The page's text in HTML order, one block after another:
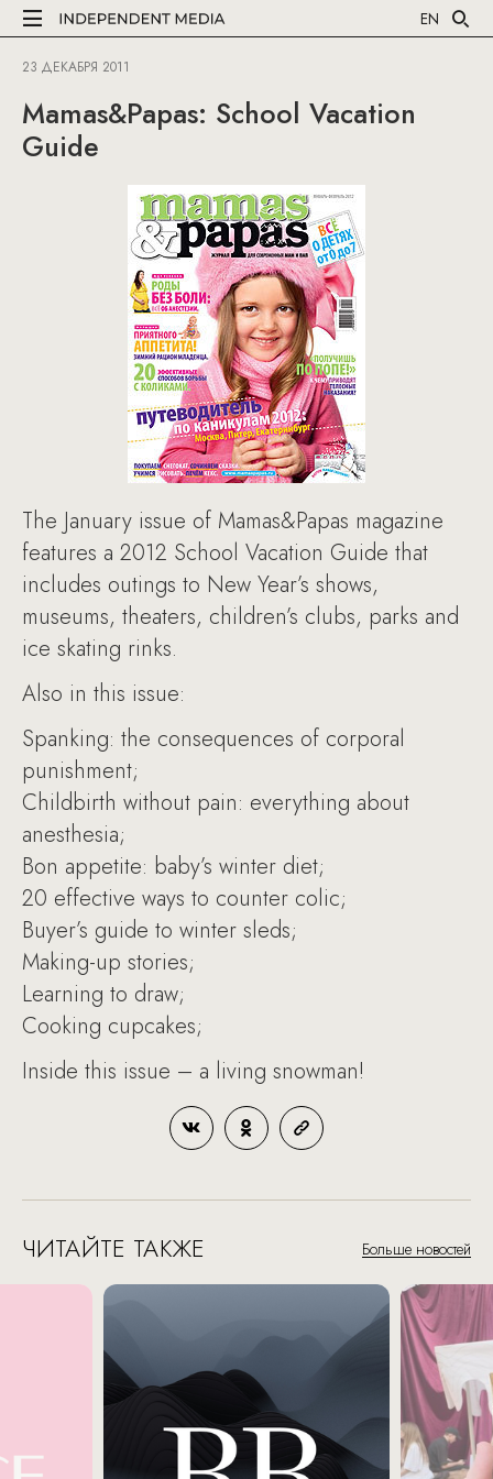
EN
23 ДЕКАБРЯ 2011
Mamas&Papas: School Vacation
Guide
The January issue of Mamas&Papas magazine
features a 2012 School Vacation Guide that
includes outings to New Year’s shows,
museums, theaters, children’s clubs, parks and
ice skating rinks.
Also in this issue:
Spanking: the consequences of corporal
punishment;
Childbirth without pain: everything about
anesthesia;
Bon appetite: baby’s winter diet;
20 effective ways to counter colic;
Buyer’s guide to winter sleds;
Making-up stories;
Learning to draw;
Cooking cupcakes;
Inside this issue – a living snowman!
ЧИТАЙТЕ ТАКЖЕ Больше новостей